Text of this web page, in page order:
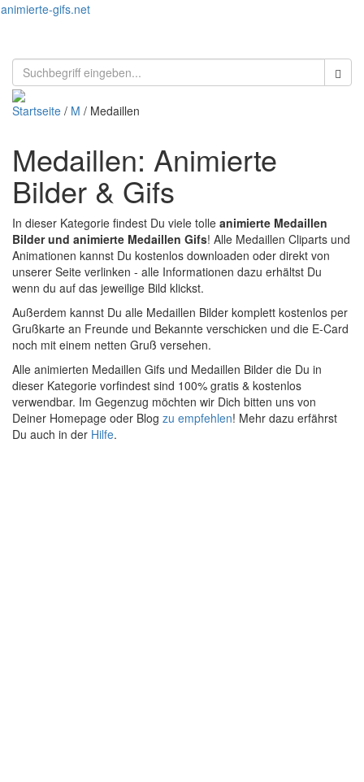
animierte-gifs.net
Startseite / M / Medaillen
Medaillen: Animierte
Bilder & Gifs
In dieser Kategorie findest Du viele tolle animierte Medaillen
Bilder und animierte Medaillen Gifs! Alle Medaillen Cliparts und
Animationen kannst Du kostenlos downloaden oder direkt von
unserer Seite verlinken - alle Informationen dazu erhältst Du
wenn du auf das jeweilige Bild klickst.
Außerdem kannst Du alle Medaillen Bilder komplett kostenlos per
Grußkarte an Freunde und Bekannte verschicken und die E-Card
noch mit einem netten Gruß versehen.
Alle animierten Medaillen Gifs und Medaillen Bilder die Du in
dieser Kategorie vorfindest sind 100% gratis & kostenlos
verwendbar. Im Gegenzug möchten wir Dich bitten uns von
Deiner Homepage oder Blog zu empfehlen! Mehr dazu erfährst
Du auch in der Hilfe.